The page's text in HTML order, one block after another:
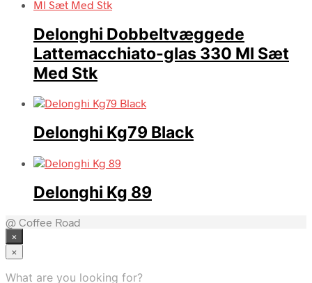
Delonghi Dobbeltvæggede
Lattemacchiato-glas 330 Ml Sæt
Med Stk
Delonghi Kg79 Black
Delonghi Kg 89
@ Coffee Road
×
×
What are you looking for?